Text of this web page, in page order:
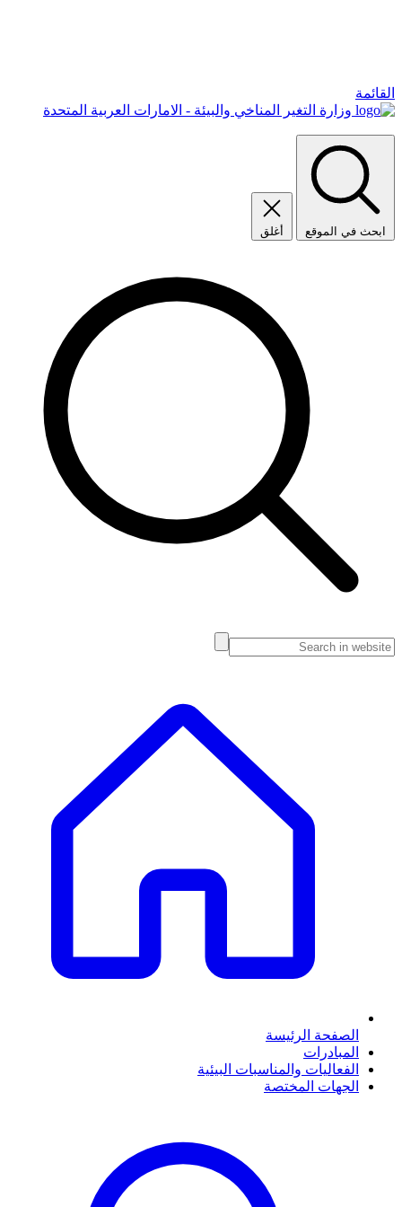
القائمة
وزارة التغير المناخي والبيئة - الامارات العربية المتحدة
ابحث في الموقع أغلق
الصفحة الرئيسة
المبادرات
الفعاليات والمناسبات البيئية
الجهات المختصة